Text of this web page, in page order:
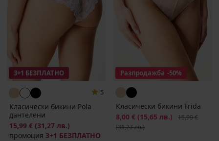
3+1 БЕЗПЛАТНО
5
Класически бикини Pola
дантелени
15,99 € (31,27 лв.)
промоция 3+1 БЕЗПЛАТНО
Разпродажба -50%
Класически бикини Frida
Намаление
8,00 € (15,65 лв.)
15,99 €
(31,27 лв.)